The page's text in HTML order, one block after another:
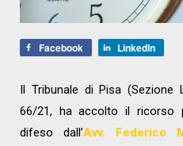
Facebook LinkedIn
Il Tribunale di Pisa
66/21, ha accolto il ricorso
difeso dall’Avv. Federico